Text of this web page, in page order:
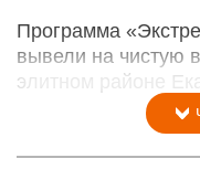
Программа
вывели на чистую
элитном районе